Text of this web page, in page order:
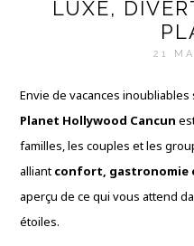
LUXE,
21
Envie de vacances
Planet Hollywood Cancun
familles, les couples et les
alliant confort, gastronomie
aperçu de ce qui vous attend
étoiles.